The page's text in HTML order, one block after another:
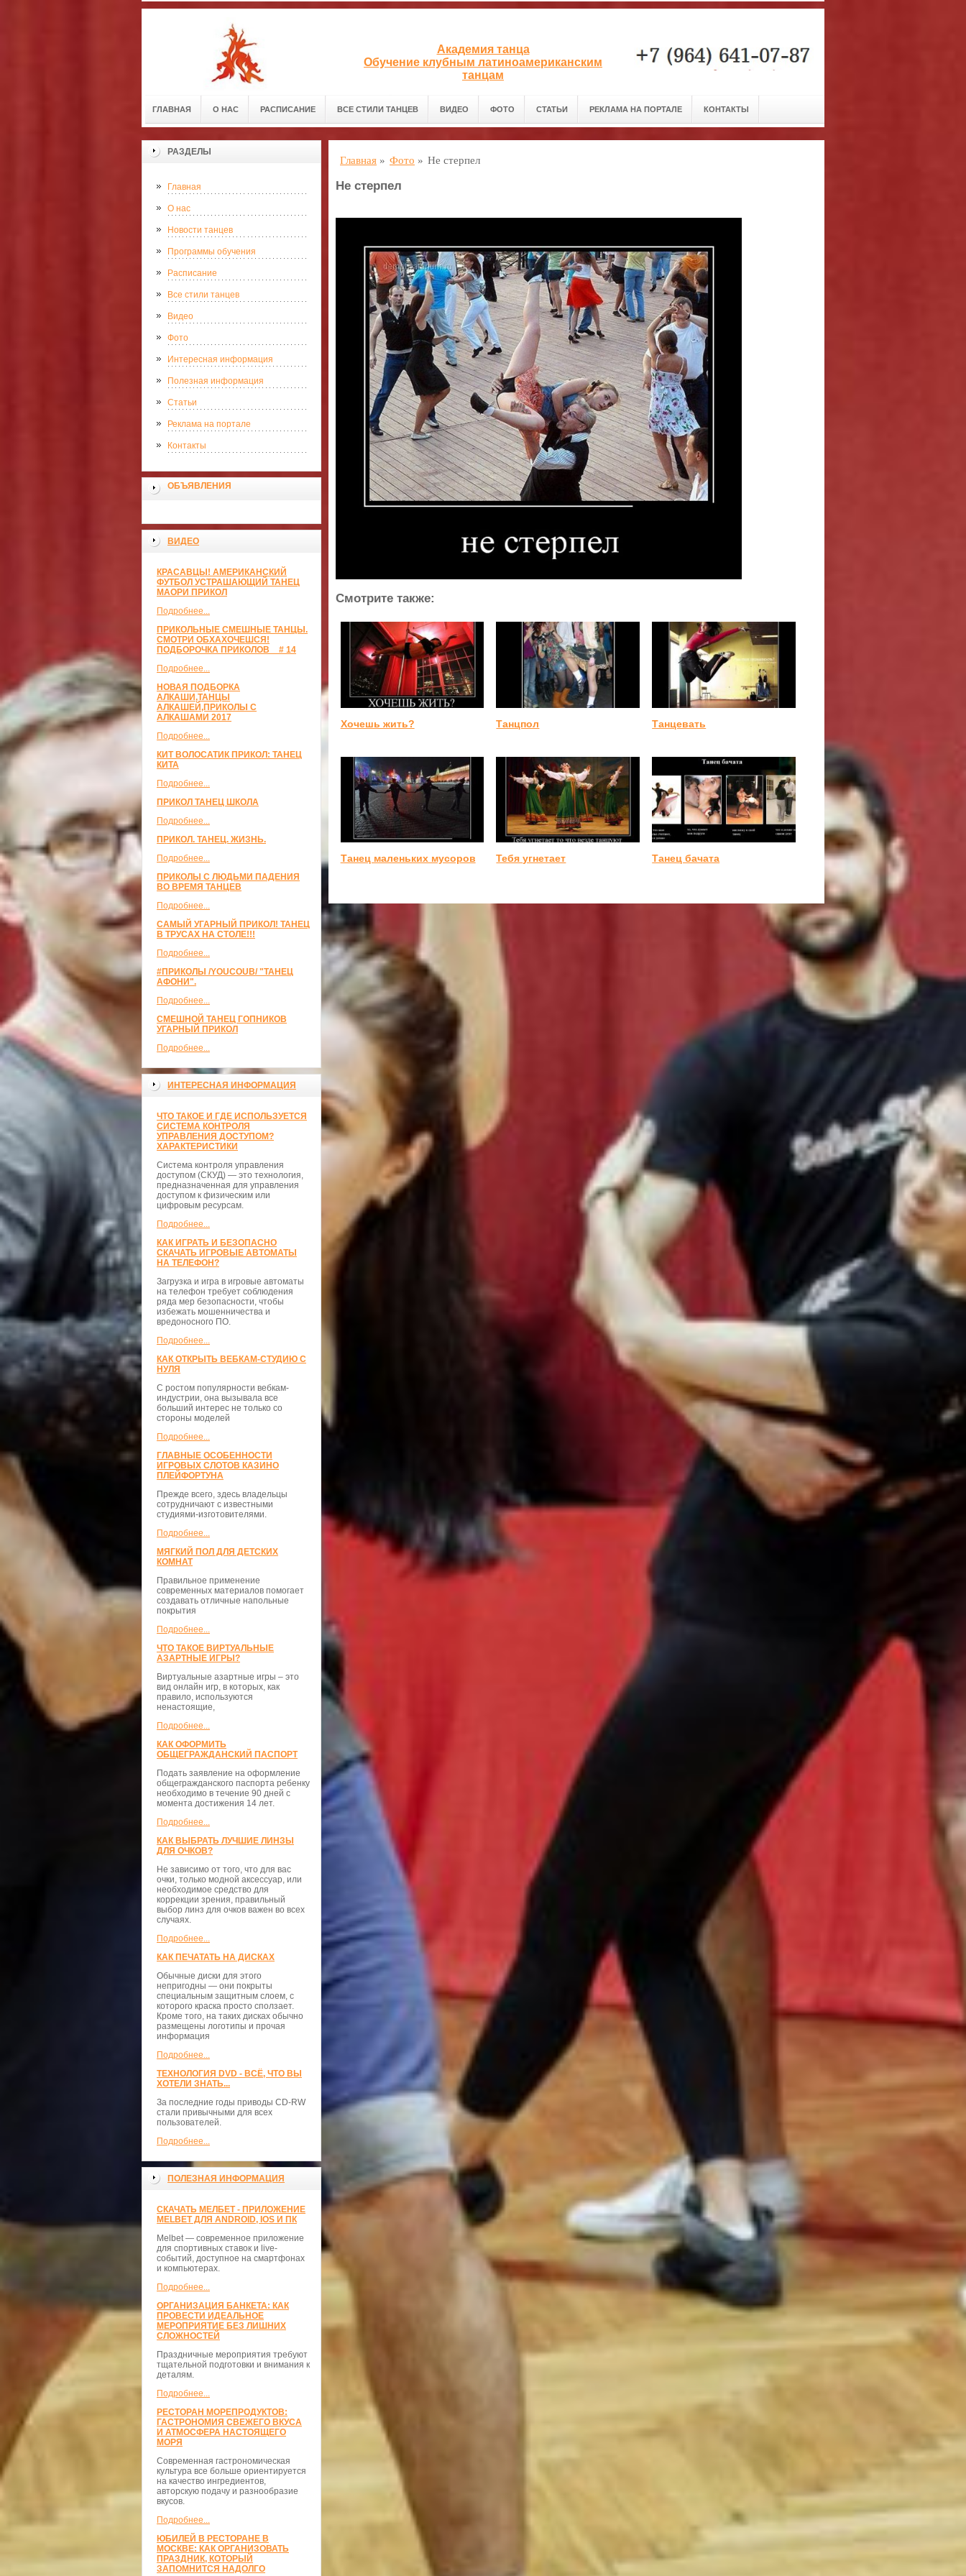
Академия танца
Обучение клубным латиноамериканским
танцам
ГЛАВНАЯ О НАС РАСПИСАНИЕ ВСЕ СТИЛИ ТАНЦЕВ ВИДЕО ФОТО СТАТЬИ РЕКЛАМА НА ПОРТАЛЕ КОНТАКТЫ
РАЗДЕЛЫ
Главная
О нас
Новости танцев
Программы обучения
Расписание
Все стили танцев
Видео
Фото
Интересная информация
Полезная информация
Статьи
Реклама на портале
Контакты
ОБЪЯВЛЕНИЯ
ВИДЕО
КРАСАВЦЫ! АМЕРИКАНСКИЙ
ФУТБОЛ УСТРАШАЮЩИЙ ТАНЕЦ
МАОРИ ПРИКОЛ
Подробнее...
ПРИКОЛЬНЫЕ СМЕШНЫЕ ТАНЦЫ.
СМОТРИ ОБХАХОЧЕШСЯ!
ПОДБОРОЧКА ПРИКОЛОВ _ # 14
Подробнее...
НОВАЯ ПОДБОРКА
АЛКАШИ,ТАНЦЫ
АЛКАШЕЙ,ПРИКОЛЫ С
АЛКАШАМИ 2017
Подробнее...
КИТ ВОЛОСАТИК ПРИКОЛ: ТАНЕЦ
КИТА
Подробнее...
ПРИКОЛ ТАНЕЦ ШКОЛА
Подробнее...
ПРИКОЛ. ТАНЕЦ. ЖИЗНЬ.
Подробнее...
ПРИКОЛЫ С ЛЮДЬМИ ПАДЕНИЯ
ВО ВРЕМЯ ТАНЦЕВ
Подробнее...
САМЫЙ УГАРНЫЙ ПРИКОЛ! ТАНЕЦ
В ТРУСАХ НА СТОЛЕ!!!
Подробнее...
#ПРИКОЛЫ /YOUCOUB/ "ТАНЕЦ
АФОНИ".
Подробнее...
СМЕШНОЙ ТАНЕЦ ГОПНИКОВ
УГАРНЫЙ ПРИКОЛ
Подробнее...
ИНТЕРЕСНАЯ ИНФОРМАЦИЯ
ЧТО ТАКОЕ И ГДЕ ИСПОЛЬЗУЕТСЯ
СИСТЕМА КОНТРОЛЯ
УПРАВЛЕНИЯ ДОСТУПОМ?
ХАРАКТЕРИСТИКИ
Система контроля управления
доступом (СКУД) — это технология,
предназначенная для управления
доступом к физическим или
цифровым ресурсам.
Подробнее...
КАК ИГРАТЬ И БЕЗОПАСНО
СКАЧАТЬ ИГРОВЫЕ АВТОМАТЫ
НА ТЕЛЕФОН?
Загрузка и игра в игровые автоматы
на телефон требует соблюдения
ряда мер безопасности, чтобы
избежать мошенничества и
вредоносного ПО.
Подробнее...
КАК ОТКРЫТЬ ВЕБКАМ-СТУДИЮ С
НУЛЯ
С ростом популярности вебкам-
индустрии, она вызывала все
больший интерес не только со
стороны моделей
Подробнее...
ГЛАВНЫЕ ОСОБЕННОСТИ
ИГРОВЫХ СЛОТОВ КАЗИНО
ПЛЕЙФОРТУНА
Прежде всего, здесь владельцы
сотрудничают с известными
студиями-изготовителями.
Подробнее...
МЯГКИЙ ПОЛ ДЛЯ ДЕТСКИХ
КОМНАТ
Правильное применение
современных материалов помогает
создавать отличные напольные
покрытия
Подробнее...
ЧТО ТАКОЕ ВИРТУАЛЬНЫЕ
АЗАРТНЫЕ ИГРЫ?
Виртуальные азартные игры – это
вид онлайн игр, в которых, как
правило, используются
ненастоящие,
Подробнее...
КАК ОФОРМИТЬ
ОБЩЕГРАЖДАНСКИЙ ПАСПОРТ
Подать заявление на оформление
общегражданского паспорта ребенку
необходимо в течение 90 дней с
момента достижения 14 лет.
Подробнее...
КАК ВЫБРАТЬ ЛУЧШИЕ ЛИНЗЫ
ДЛЯ ОЧКОВ?
Не зависимо от того, что для вас
очки, только модной аксессуар, или
необходимое средство для
коррекции зрения, правильный
выбор линз для очков важен во всех
случаях.
Подробнее...
КАК ПЕЧАТАТЬ НА ДИСКАХ
Обычные диски для этого
непригодны — они покрыты
специальным защитным слоем, с
которого краска просто сползает.
Кроме того, на таких дисках обычно
размещены логотипы и прочая
информация
Подробнее...
ТЕХНОЛОГИЯ DVD - ВСЁ, ЧТО ВЫ
ХОТЕЛИ ЗНАТЬ...
За последние годы приводы CD-RW
стали привычными для всех
пользователей.
Подробнее...
ПОЛЕЗНАЯ ИНФОРМАЦИЯ
СКАЧАТЬ МЕЛБЕТ - ПРИЛОЖЕНИЕ
MELBET ДЛЯ ANDROID, IOS И ПК
Melbet — современное приложение
для спортивных ставок и live-
событий, доступное на смартфонах
и компьютерах.
Подробнее...
ОРГАНИЗАЦИЯ БАНКЕТА: КАК
ПРОВЕСТИ ИДЕАЛЬНОЕ
МЕРОПРИЯТИЕ БЕЗ ЛИШНИХ
СЛОЖНОСТЕЙ
Праздничные мероприятия требуют
тщательной подготовки и внимания к
деталям.
Подробнее...
РЕСТОРАН МОРЕПРОДУКТОВ:
ГАСТРОНОМИЯ СВЕЖЕГО ВКУСА
И АТМОСФЕРА НАСТОЯЩЕГО
МОРЯ
Современная гастрономическая
культура все больше ориентируется
на качество ингредиентов,
авторскую подачу и разнообразие
вкусов.
Подробнее...
ЮБИЛЕЙ В РЕСТОРАНЕ В
МОСКВЕ: КАК ОРГАНИЗОВАТЬ
ПРАЗДНИК, КОТОРЫЙ
ЗАПОМНИТСЯ НАДОЛГО
Главная » Фото » Не стерпел
Не стерпел
Смотрите также:
Хочешь жить? Танцпол Танцевать
Танец маленьких мусоров Тебя угнетает Танец бачата